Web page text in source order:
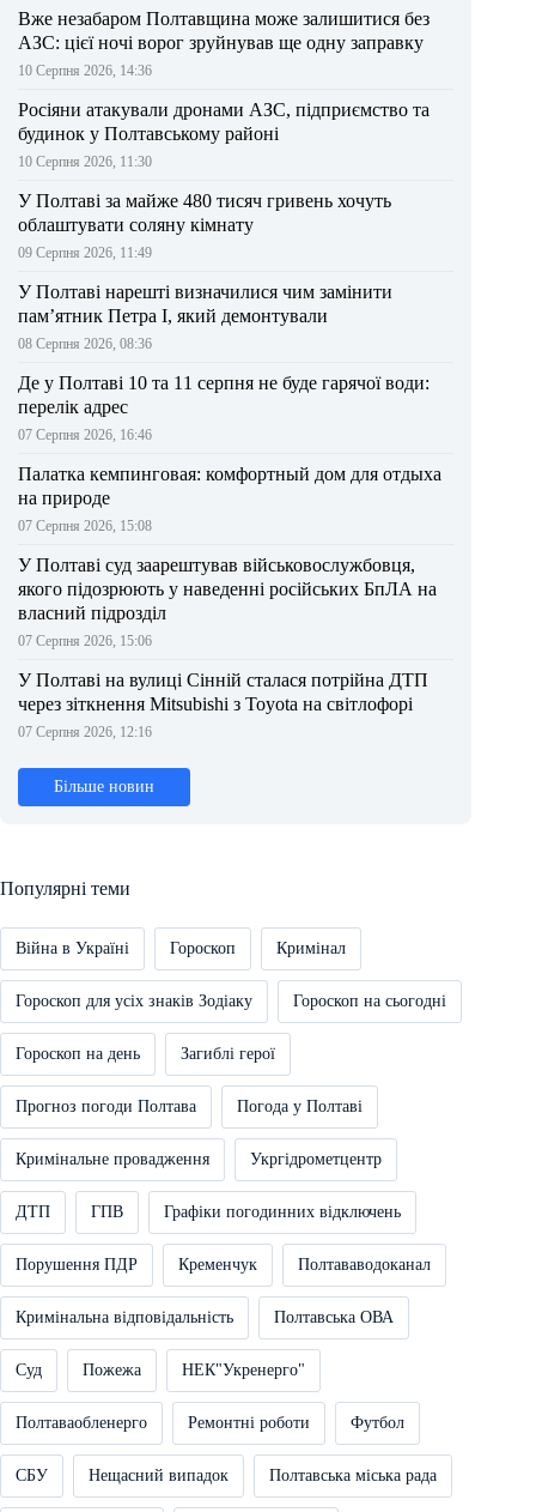
Вже незабаром Полтавщина може залишитися без
АЗС: цієї ночі ворог зруйнував ще одну заправку
10 Серпня 2026, 14:36
Росіяни атакували дронами АЗС, підприємство та
будинок у Полтавському районі
10 Серпня 2026, 11:30
У Полтаві за майже 480 тисяч гривень хочуть
облаштувати соляну кімнату
09 Серпня 2026, 11:49
У Полтаві нарешті визначилися чим замінити
пам’ятник Петра І, який демонтували
08 Серпня 2026, 08:36
Де у Полтаві 10 та 11 серпня не буде гарячої води:
перелік адрес
07 Серпня 2026, 16:46
Палатка кемпинговая: комфортный дом для отдыха
на природе
07 Серпня 2026, 15:08
У Полтаві суд заарештував військовослужбовця,
якого підозрюють у наведенні російських БпЛА на
власний підрозділ
07 Серпня 2026, 15:06
У Полтаві на вулиці Сінній сталася потрійна ДТП
через зіткнення Mitsubishi з Toyota на світлофорі
07 Серпня 2026, 12:16
Більше новин
Популярні теми
Війна в Україні Гороскоп Кримінал
Гороскоп для усіх знаків Зодіаку Гороскоп на сьогодні
Гороскоп на день Загиблі герої
Прогноз погоди Полтава Погода у Полтаві
Кримінальне провадження Укргідрометцентр
ДТП ГПВ Графіки погодинних відключень
Порушення ПДР Кременчук Полтававодоканал
Кримінальна відповідальність Полтавська ОВА
Суд Пожежа НЕК"Укренерго"
Полтаваобленерго Ремонтні роботи Футбол
СБУ Нещасний випадок Полтавська міська рада